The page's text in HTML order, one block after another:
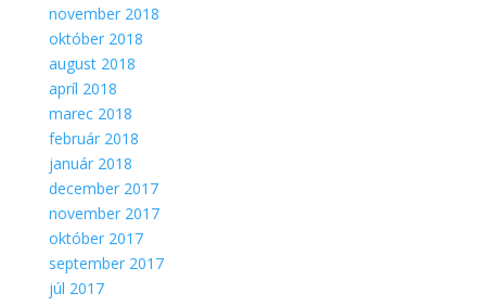
november 2018
október 2018
august 2018
apríl 2018
marec 2018
február 2018
január 2018
december 2017
november 2017
október 2017
september 2017
júl 2017